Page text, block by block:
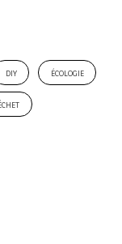
diy écologie